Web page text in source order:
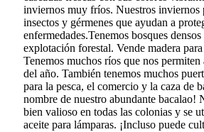
inviernos muy fríos. Nuestros inviernos
insectos y gérmenes que ayudan a
enfermedades.Tenemos bosques
explotación forestal. Vende madera
Tenemos muchos ríos que nos
del año. También tenemos muchos
para la pesca, el comercio y la caza de
nombre de nuestro abundante bacalao!
bien valioso en todas las colonias y se
aceite para lámparas. ¡Incluso puede